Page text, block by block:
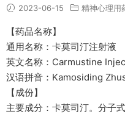
2023-06-15 精神心理用
【药品名称】
通用名称：卡莫司汀注射液
英文名称：Carmustine
汉语拼音：Kamosiding
【成份】
主要成分：卡莫司汀。分子